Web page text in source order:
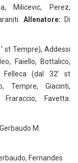
Milicevic, Perez,
Allenatore: Di
st Tempre), Addessi
Faiello, Bottalico,
Felleca (dal 32’ st
Tempre, Giacinti,
Favetta.
M.
Fernandes